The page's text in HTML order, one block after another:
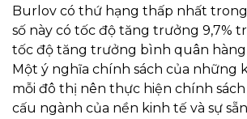
Burlov có thứ hạng thấp nhất trong
số này có tốc độ tăng trưởng 9,7%
tốc độ tăng trưởng bình quân hàng
Một ý nghĩa chính sách của những
mỗi đô thị nên thực hiện chính
cấu ngành của nền kinh tế và sự